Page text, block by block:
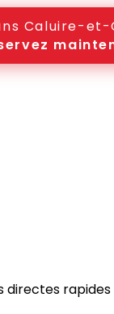
Caluire-et-
directes rapides